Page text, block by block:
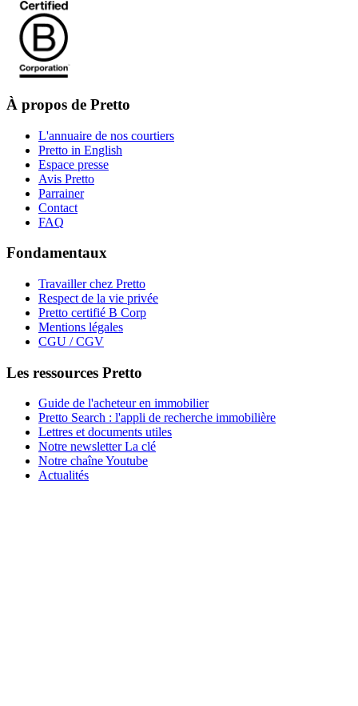
À propos de Pretto
L'annuaire de nos courtiers
Pretto in English
Espace presse
Avis Pretto
Parrainer
Contact
FAQ
Fondamentaux
Travailler chez Pretto
Respect de la vie privée
Pretto certifié B Corp
Mentions légales
CGU / CGV
Les ressources Pretto
Guide de l'acheteur en immobilier
Pretto Search : l'appli de recherche immobilière
Lettres et documents utiles
Notre newsletter La clé
Notre chaîne Youtube
Actualités